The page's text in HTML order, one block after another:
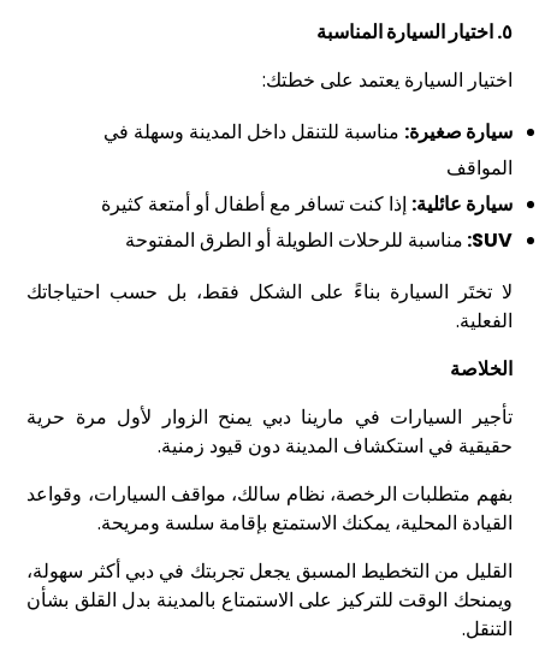
٥. اختيار السيارة المناسبة
اختيار السيارة يعتمد على خطتك:
سيارة صغيرة: مناسبة للتنقل داخل المدينة وسهلة في
المواقف
سيارة عائلية: إذا كنت تسافر مع أطفال أو أمتعة كثيرة
SUV: مناسبة للرحلات الطويلة أو الطرق المفتوحة
لا تختَر السيارة بناءً على الشكل فقط، بل حسب احتياجاتك
الفعلية.
الخلاصة
تأجير السيارات في مارينا دبي يمنح الزوار لأول مرة حرية
حقيقية في استكشاف المدينة دون قيود زمنية.
بفهم متطلبات الرخصة، نظام سالك، مواقف السيارات، وقواعد
القيادة المحلية، يمكنك الاستمتع بإقامة سلسة ومريحة.
القليل من التخطيط المسبق يجعل تجربتك في دبي أكثر سهولة،
ويمنحك الوقت للتركيز على الاستمتاع بالمدينة بدل القلق بشأن
التنقل.